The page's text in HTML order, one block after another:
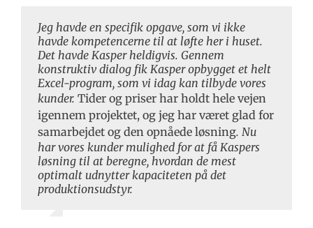
Jeg havde en specifik opgave, som vi ikke
havde kompetencerne til at løfte her i huset.
Det havde Kasper heldigvis. Gennem
konstruktiv dialog fik Kasper opbygget et helt
Excel-program, som vi idag kan tilbyde vores
kunder. Tider og priser har holdt hele vejen
igennem projektet, og jeg har været glad for
samarbejdet og den opnåede løsning. Nu
har vores kunder mulighed for at få Kaspers
løsning til at beregne, hvordan de mest
optimalt udnytter kapaciteten på det
produktionsudstyr.